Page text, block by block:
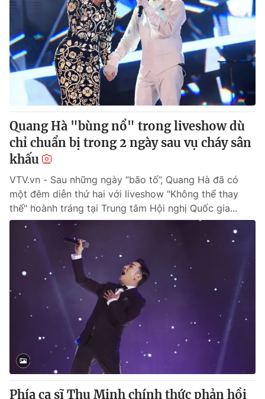
Theo dõi báo trên
Cơ quan chủ quản:Đài Truyền hình Việt Nam
Cơ quan báo chí:Thời báo VTV
Giấy phép hoạt động báo in và báo điện tử số 483/GP-BTTTT
cấp ngày 29/12/2023
Tổng Biên tập:Vũ Thanh Thủy
Phó Tổng Biên tập:Nguyễn Thị Mỹ Hạnh, Phạm Quốc Thắng,
Nguyễn Trọng Ninh
Tổng đài VTV:
Email:
toasoan@vtv.vn
Liên hệ quảng cáo: 024-7300.7108
® Cấm sao chép dưới mọi hình thức nếu không có sự chấp
thuận bằng văn bản. Ghi rõ nguồn VTV.vn khi phát hành lại
thông tin từ website này.
Quang Hà "bùng nổ" trong liveshow dù
chỉ chuẩn bị trong 2 ngày sau vụ cháy sân
khấu
VTV.vn - Sau những ngày “bão tố”, Quang Hà đã có
một đêm diễn thứ hai với liveshow "Không thể thay
thế" hoành tráng tại Trung tâm Hội nghị Quốc gia...
Phía ca sĩ Thu Minh chính thức phản hồi